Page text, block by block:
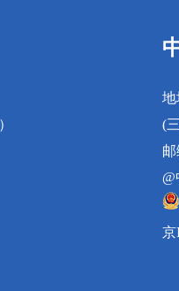
地
(
邮
京